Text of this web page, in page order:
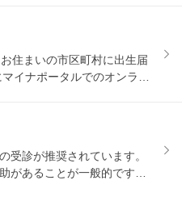
住まいの市区町村に出生届
イナポータルでのオンライ
受診が推奨されています。
があることが一般的です。